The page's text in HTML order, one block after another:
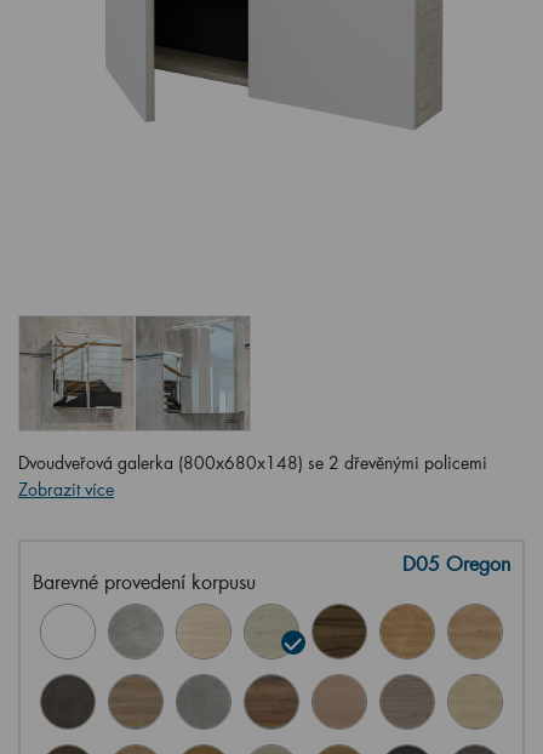
Dvoudveřová galerka (800x680x148) se 2 dřevěnými policemi
Zobrazit více
Barevné provedení korpusu
D05 Oregon